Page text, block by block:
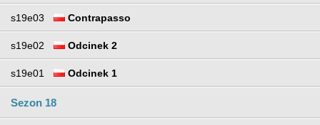
s19e03 Contrapasso
s19e02 Odcinek 2
s19e01 Odcinek 1
Sezon 18